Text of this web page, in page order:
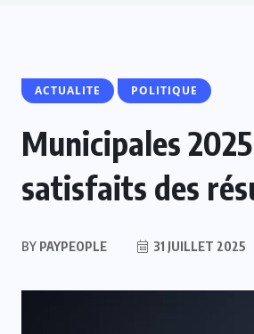
ACTUALITE POLITIQUE
Municipales
satisfaits des
BY PAYPEOPLE 31 JUILLET 2025